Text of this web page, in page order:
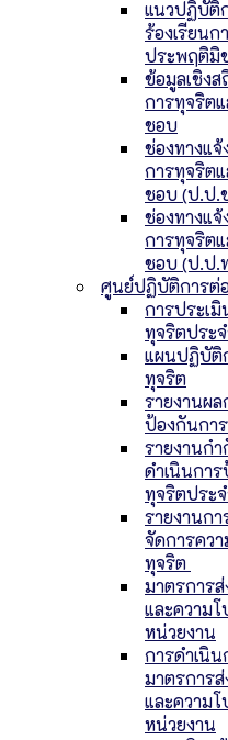
แนวปฏิบัติ
ร้องเรียนก
ประพฤติมิ
ข้อมูลเชิงส
การทุจริต
ชอบ
ช่องทางแจ้
การทุจริต
ชอบ (ป.ป.
ช่องทางแจ้
การทุจริต
ชอบ (ป.ป.
ศูนย์ปฏิบัติการต่
การประเมิ
ทุจริตประ
แผนปฏิบัติ
ทุจริต
รายงานผ
ป้องกันกา
รายงานก
ดำเนินกา
ทุจริตประ
รายงานกา
จัดการควา
ทุจริต
มาตรการ
และความ
หน่วยงาน
การดำเนิน
มาตรการ
และความ
หน่วยงาน